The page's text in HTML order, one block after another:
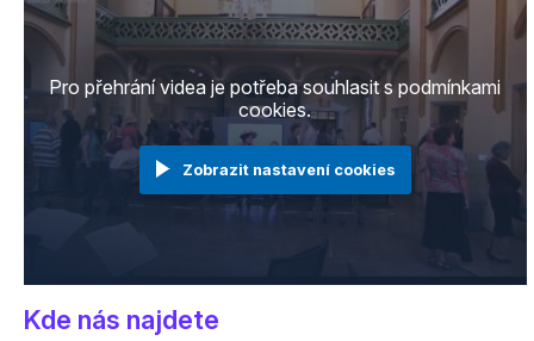
Pro přehrání videa je potřeba souhlasit s podmínkami
cookies.
Zobrazit nastavení cookies
Kde nás najdete